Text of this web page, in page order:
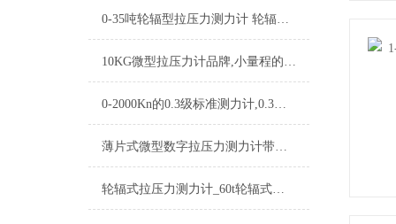
0-35吨轮辐型拉压力测力计 轮辐式推拉测力器品牌
10KG微型拉压力计品牌,小量程的微型拉压力测力计企业
0-2000Kn的0.3级标准测力计,0.3级标准拉压力测力计
薄片式微型数字拉压力测力计带传感器0-3Kn
轮辐式拉压力测力计_60t轮辐式拉压力测力计品牌